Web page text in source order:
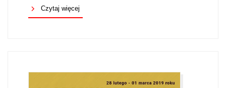
Czytaj więcej